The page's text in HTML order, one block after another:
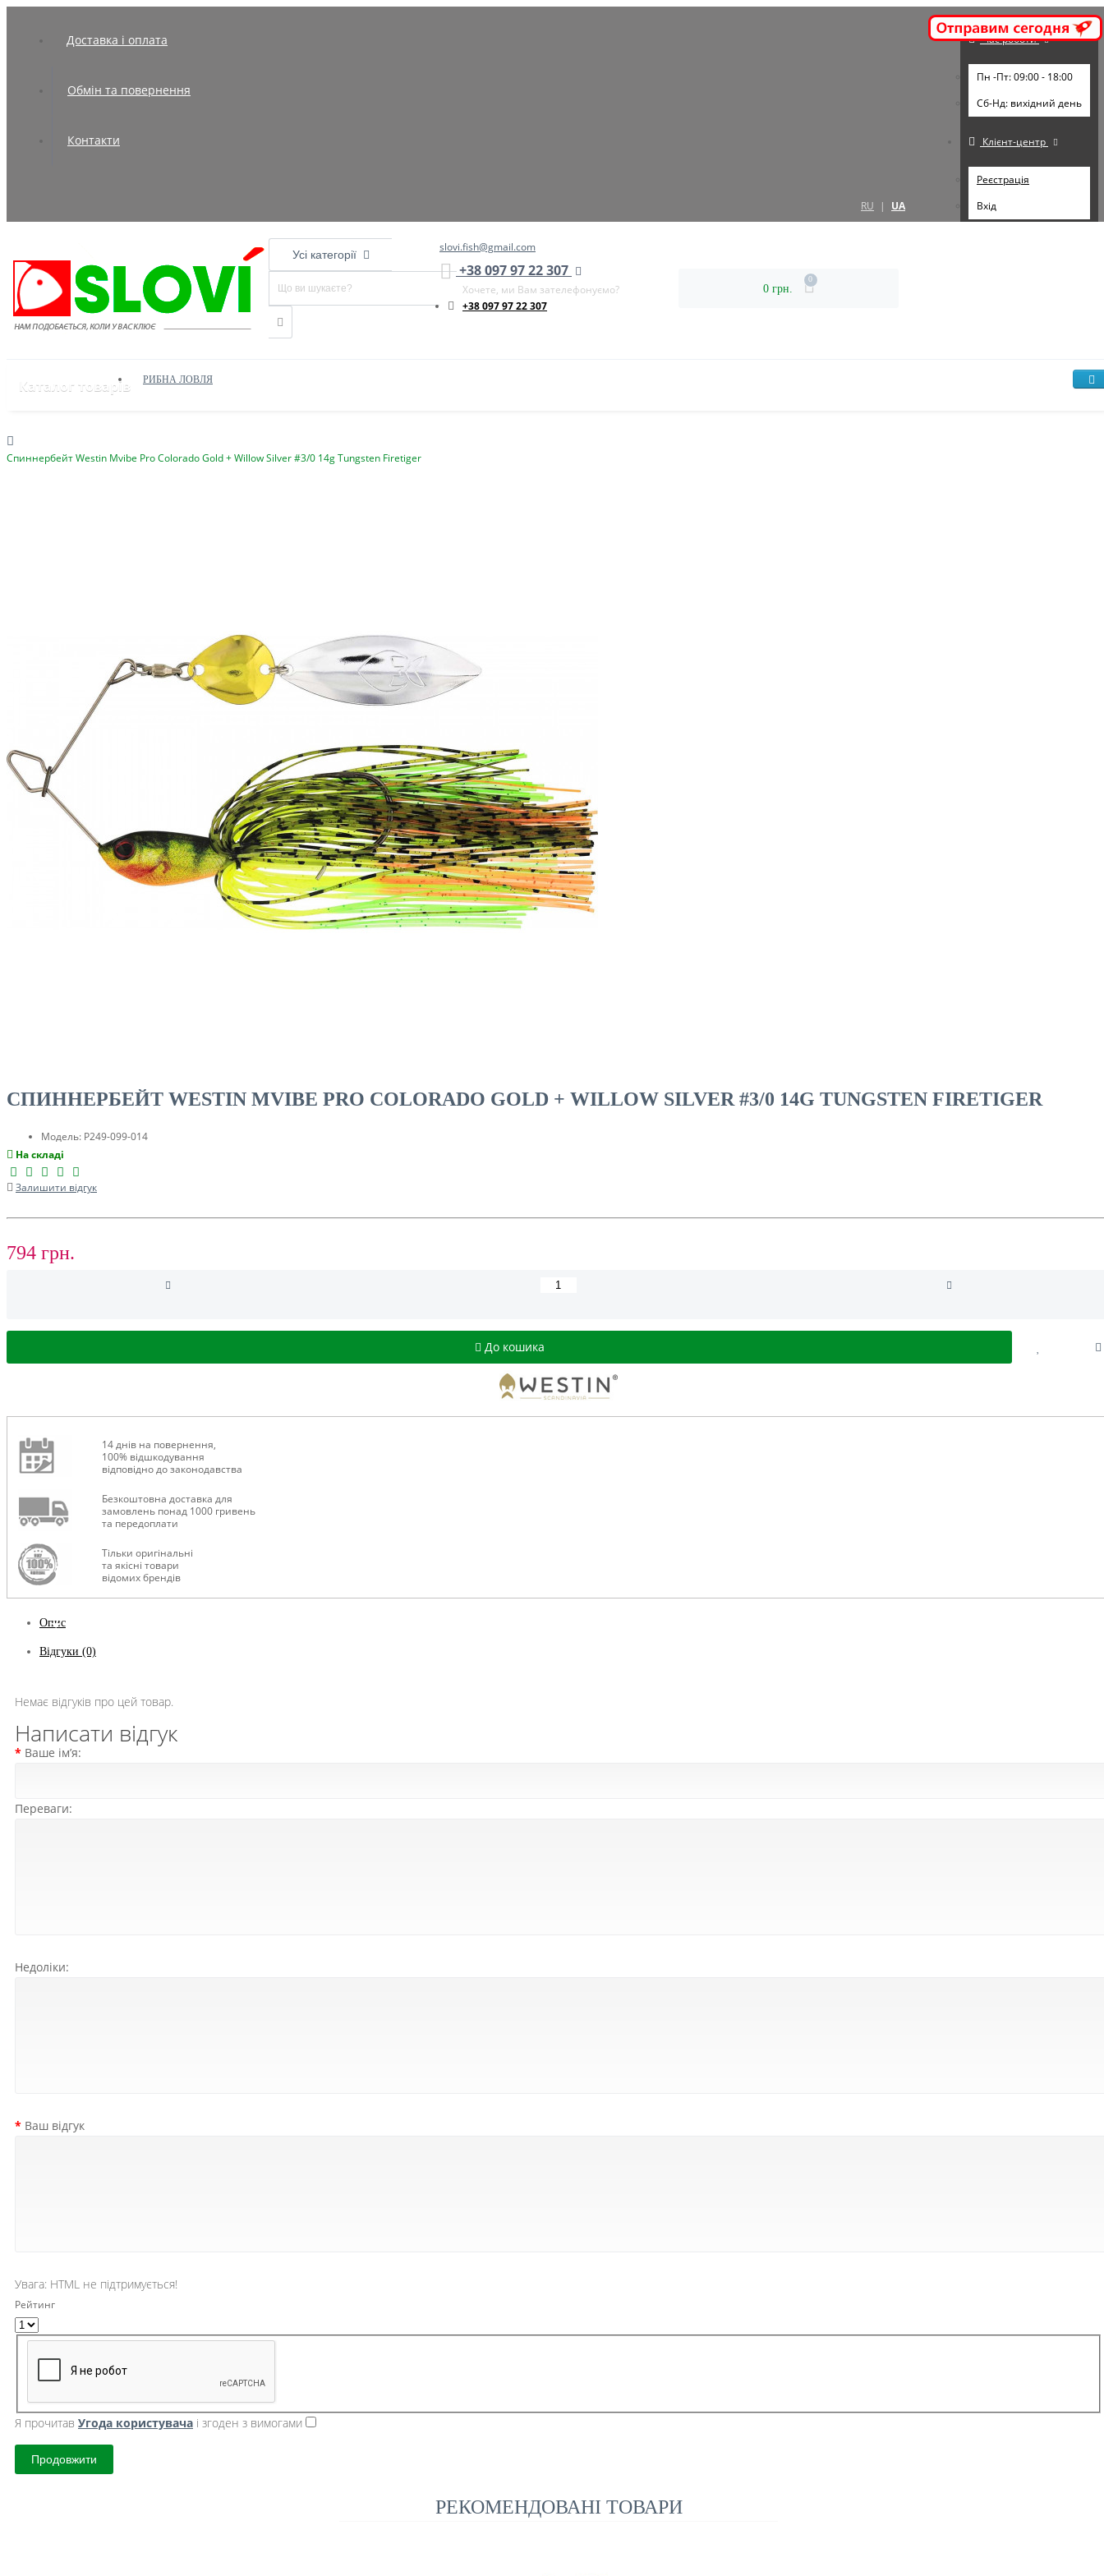
Доставка і оплата
Обмін та повернення
Контакти
RU | UA
Час роботи
Пн -Пт: 09:00 - 18:00
Cб-Нд: вихідний день
Клієнт-центр
Реєстрація
Вхід
Усі категорії
slovi.fish@gmail.com
+38 097 97 22 307
Хочете, ми Вам зателефонуємо?
+38 097 97 22 307
0 грн.
0
Каталог товарів РИБНА ЛОВЛЯ
ЧОВНИ ТА МОТОРИ
Спиннербейт Westin Mvibe Pro Colorado Gold + Willow Silver #3/0 14g Tungsten Firetiger
СПИННЕРБЕЙТ WESTIN MVIBE PRO COLORADO GOLD + WILLOW SILVER #3/0 14G TUNGSTEN FIRETIGER
Модель: P249-099-014
На складі
Залишити відгук
794 грн.
До кошика
14 днів на повернення,
100% відшкодування
відповідно до законодавства
Безкоштовна доставка для
замовлень понад 1000 гривень
та передоплати
Тільки оригінальні
та якісні товари
відомих брендів
Опис
Відгуки (0)
Немає відгуків про цей товар.
Написати відгук
Ваше ім’я:
Переваги:
Недоліки:
Ваш відгук
Увага: HTML не підтримується!
Рейтинг
Я прочитав Угода користувача і згоден з вимогами
Продовжити
РЕКОМЕНДОВАНІ ТОВАРИ